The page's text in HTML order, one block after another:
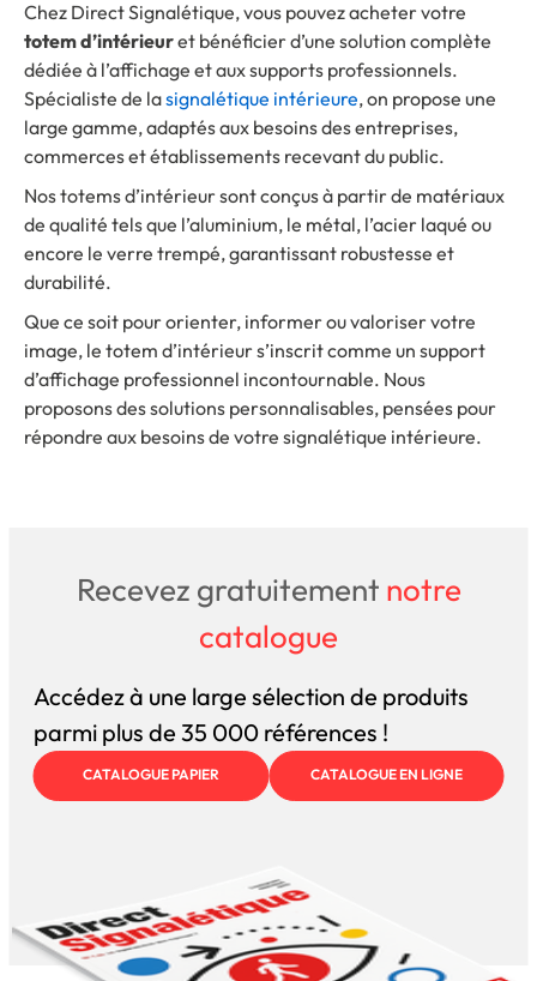
Chez Direct Signalétique, vous pouvez acheter votre
totem d’intérieuret bénéficier d’une solution complète
dédiée à l’affichage et aux supports professionnels.
Spécialiste de lasignalétique intérieure, on propose une
large gamme, adaptés aux besoins des entreprises,
commerces et établissements recevant du public.
Nos totems d’intérieur sont conçus à partir de matériaux
de qualité tels que l’aluminium, le métal, l’acier laqué ou
encore le verre trempé, garantissant robustesse et
durabilité.
Que ce soit pour orienter, informer ou valoriser votre
image, le totem d’intérieur s’inscrit comme un support
d’affichage professionnel incontournable. Nous
proposons des solutions personnalisables, pensées pour
répondre aux besoins de votre signalétique intérieure.
Recevez gratuitement notre
catalogue
Accédez à une large sélection de produits
parmi plus de 35 000 références !
CATALOGUE PAPIER CATALOGUE EN LIGNE